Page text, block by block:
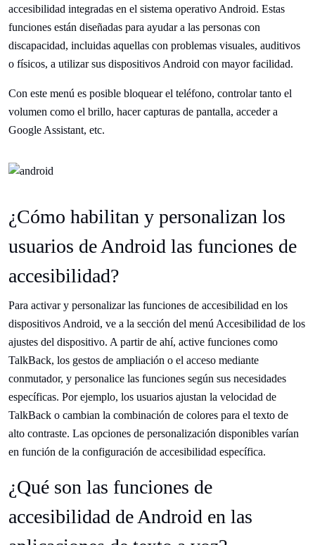
accesibilidad integradas en el sistema operativo Android. Estas
funciones están diseñadas para ayudar a las personas con
discapacidad, incluidas aquellas con problemas visuales, auditivos
o físicos, a utilizar sus dispositivos Android con mayor facilidad.
Con este menú es posible bloquear el teléfono, controlar tanto el
volumen como el brillo, hacer capturas de pantalla, acceder a
Google Assistant, etc.
¿Cómo habilitan y personalizan los
usuarios de Android las funciones de
accesibilidad?
Para activar y personalizar las funciones de accesibilidad en los
dispositivos Android, ve a la sección del menú Accesibilidad de los
ajustes del dispositivo. A partir de ahí, active funciones como
TalkBack, los gestos de ampliación o el acceso mediante
conmutador, y personalice las funciones según sus necesidades
específicas. Por ejemplo, los usuarios ajustan la velocidad de
TalkBack o cambian la combinación de colores para el texto de
alto contraste. Las opciones de personalización disponibles varían
en función de la configuración de accesibilidad específica.
¿Qué son las funciones de
accesibilidad de Android en las